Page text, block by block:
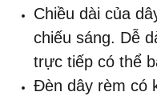
Chiều dài của
chiếu sáng. Dễ
trực tiếp có thể
Đèn dây rèm có